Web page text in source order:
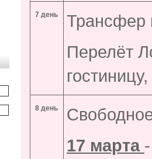
7 день
Трансфер
Перелёт
8день
17 марта